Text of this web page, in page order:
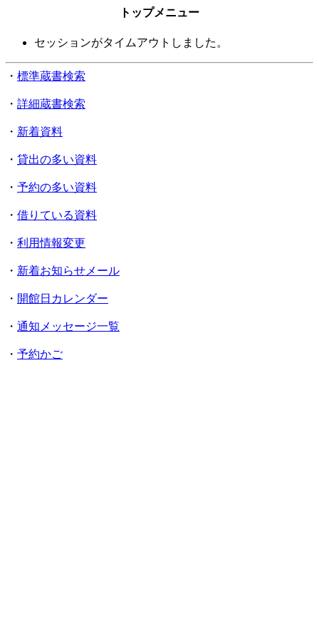
トップメニュー
セッションがタイムアウトしました。
・ 標準蔵書検索
・ 詳細蔵書検索
・ 新着資料
・ 貸出の多い資料
・ 予約の多い資料
・ 借りている資料
・ 利用情報変更
・ 新着お知らせメール
・ 開館日カレンダー
・ 通知メッセージ一覧
・ 予約かご